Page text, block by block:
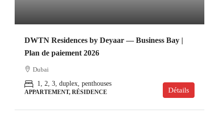
DWTN Residences by Deyaar — Business Bay |
Plan de paiement 2026
Dubai
1, 2, 3, duplex, penthouses
APPARTEMENT, RÉSIDENCE Détails